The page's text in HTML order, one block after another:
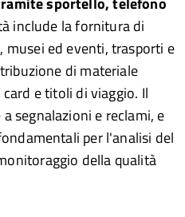
include la fornitura di
ed eventi, trasporti e
di materiale
e titoli di viaggio. Il
segnalazioni e reclami, e
per l'analisi del
della qualità